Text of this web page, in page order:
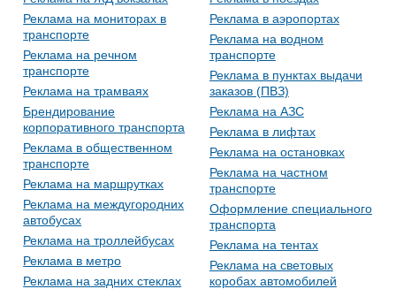
Реклама на мониторах в
транспорте
Реклама на речном
транспорте
Реклама на трамваях
Брендирование
корпоративного транспорта
Реклама в общественном
транспорте
Реклама на маршрутках
Реклама на междугородних
автобусах
Реклама на троллейбусах
Реклама в метро
Реклама на задних стеклах
Реклама в аэропортах
Реклама на водном
транспорте
Реклама в пунктах выдачи
заказов (ПВЗ)
Реклама на АЗС
Реклама в лифтах
Реклама на остановках
Реклама на частном
транспорте
Оформление специального
транспорта
Реклама на тентах
Реклама на световых
коробах автомобилей